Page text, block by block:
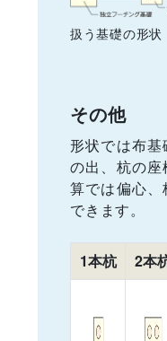
扱う基礎の形状
その他
形状では布
の出、杭の
算では偏心
できます。
1本杭 2本